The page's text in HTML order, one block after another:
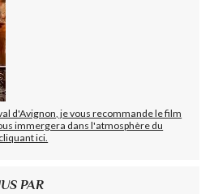
d'Avignon, je vous recommande le film
immergera dans l'atmosphère du
ici.
PAR